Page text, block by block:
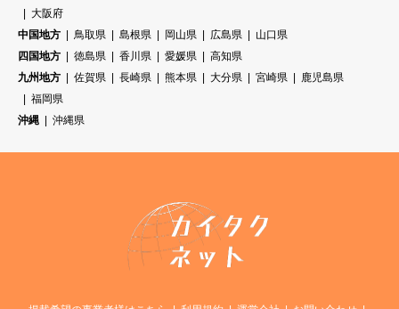
大阪府
中国地方
鳥取県 島根県 岡山県 広島県
山口県
四国地方
徳島県 香川県 愛媛県
高知県
九州地方
佐賀県 長崎県 熊本県 大分県 宮崎県
鹿児島県
福岡県
沖縄
沖縄県